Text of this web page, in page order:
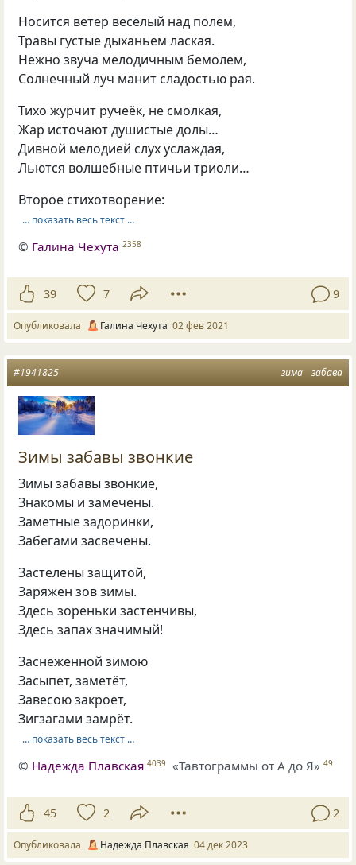
Носится ветер весёлый над полем,
Травы густые дыханьем лаская.
Нежно звуча мелодичным бемолем,
Солнечный луч манит сладостью рая.
Тихо журчит ручеёк, не смолкая,
Жар источают душистые долы…
Дивной мелодией слух услаждая,
Льются волшебные птичьи триоли…
Второе стихотворение:
… показать весь текст …
© Галина Чехута 2358
39 7 9
Опубликовала Галина Чехута 02 фев 2021
зима забава
#1941825
Зимы забавы звонкие
Зимы забавы звонкие,
Знакомы и замечены.
Заметные задоринки,
Забегами засвечены.
Застелены защитой,
Заряжен зов зимы.
Здесь зореньки застенчивы,
Здесь запах значимый!
Заснеженной зимою
Засыпет, заметёт,
Завесою закроет,
Зигзагами замрёт.
… показать весь текст …
© Надежда Плавская 4039 «Тавтограммы от А до Я» 49
45 2 2
Опубликовала Надежда Плавская 04 дек 2023